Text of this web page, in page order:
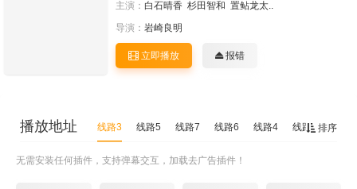
主演： 白石晴香 杉田智和 置鲇龙太..
导演： 岩崎良明
立即播放 报错
排序
播放地址 线路3 线路5 线路7 线路6 线路4 线路2 线路1
无需安装任何插件，支持弹幕交互，加载去广告插件！